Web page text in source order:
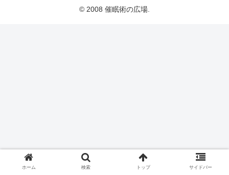
© 2008 催眠術の広場.
ホーム 検索 トップ サイドバー